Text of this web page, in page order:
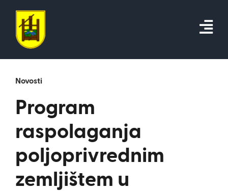
content
Novosti
Program
raspolaganja
poljoprivrednim
zemljištem u